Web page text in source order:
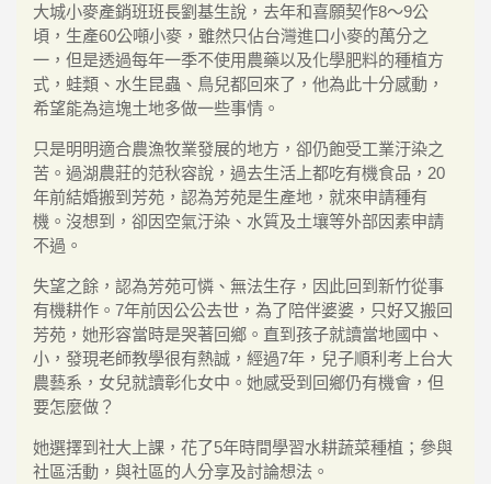
大城小麥產銷班班長劉基生說，去年和喜願契作8～9公
頃，生產60公噸小麥，雖然只佔台灣進口小麥的萬分之
一，但是透過每年一季不使用農藥以及化學肥料的種植方
式，蛙類、水生昆蟲、鳥兒都回來了，他為此十分感動，
希望能為這塊土地多做一些事情。
只是明明適合農漁牧業發展的地方，卻仍飽受工業汙染之
苦。過湖農莊的范秋容說，過去生活上都吃有機食品，20
年前結婚搬到芳苑，認為芳苑是生產地，就來申請種有
機。沒想到，卻因空氣汙染、水質及土壤等外部因素申請
不過。
失望之餘，認為芳苑可憐、無法生存，因此回到新竹從事
有機耕作。7年前因公公去世，為了陪伴婆婆，只好又搬回
芳苑，她形容當時是哭著回鄉。直到孩子就讀當地國中、
小，發現老師教學很有熱誠，經過7年，兒子順利考上台大
農藝系，女兒就讀彰化女中。她感受到回鄉仍有機會，但
要怎麼做？
她選擇到社大上課，花了5年時間學習水耕蔬菜種植；參與
社區活動，與社區的人分享及討論想法。